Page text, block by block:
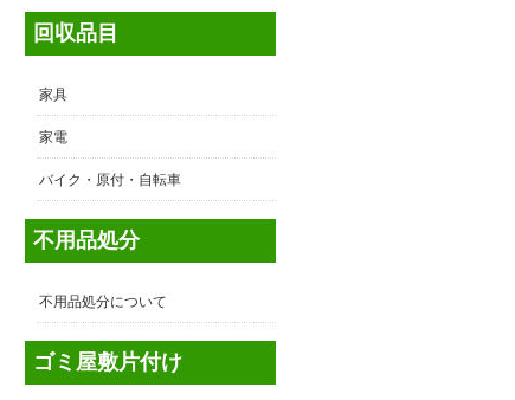
回収品目
家具
家電
バイク・原付・自転車
不用品処分
不用品処分について
ゴミ屋敷片付け